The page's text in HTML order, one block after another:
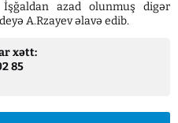
azad olunmuş digər
A.Rzayev əlavə edib.
xətt:
85